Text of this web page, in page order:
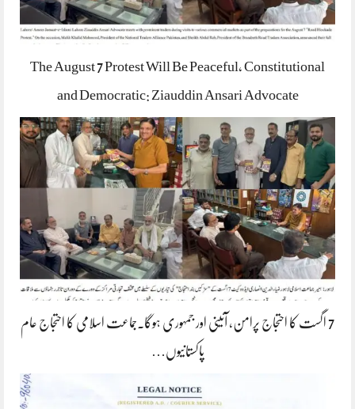
The August 7 Protest Will Be Peaceful, Constitutional
and Democratic: Ziauddin Ansari Advocate
7 اگست کا احتجاج پرامن، آئینی اور جمہوری ہوگا۔جماعت اسلامی کا احتجاج عام
پاکستانیوں…